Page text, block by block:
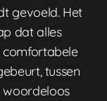
gevoeld. Het
dat alles
comfortabele
tussen